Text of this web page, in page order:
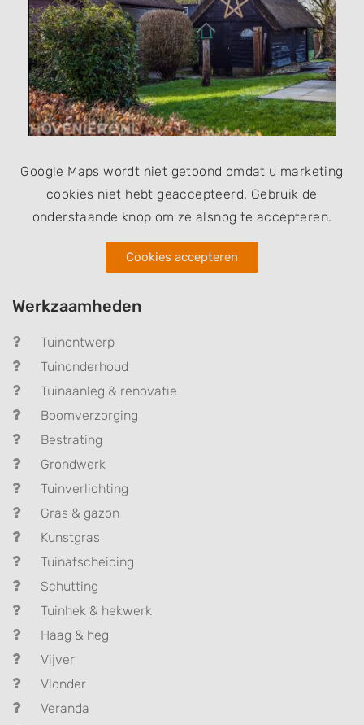
Google Maps wordt niet getoond omdat u marketing
cookies niet hebt geaccepteerd. Gebruik de
onderstaande knop om ze alsnog te accepteren.
Cookies accepteren
Werkzaamheden
Tuinontwerp
Tuinonderhoud
Tuinaanleg & renovatie
Boomverzorging
Bestrating
Grondwerk
Tuinverlichting
Gras & gazon
Kunstgras
Tuinafscheiding
Schutting
Tuinhek & hekwerk
Haag & heg
Vijver
Vlonder
Veranda